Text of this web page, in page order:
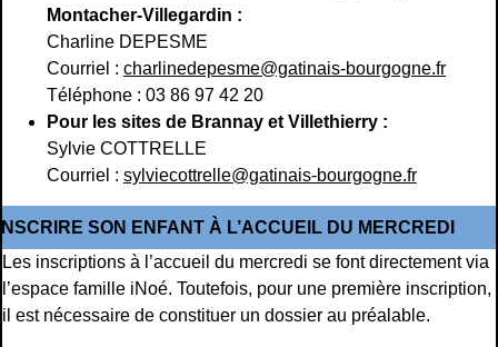
Montacher-Villegardin :
Charline DEPESME
Courriel : charlinedepesme@gatinais-bourgogne.fr
Téléphone : 03 86 97 42 20
Pour les sites de Brannay et Villethierry :
Sylvie COTTRELLE
Courriel : sylviecottrelle@gatinais-bourgogne.fr
SON ENFANT À L’ACCUEIL DU MERCREDI
Les inscriptions à l’accueil du mercredi se font directement via
l’espace famille iNoé. Toutefois, pour une première inscription,
il est nécessaire de constituer un dossier au préalable.